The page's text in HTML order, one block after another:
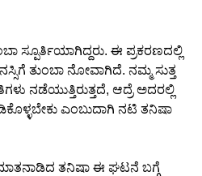
ಸ್ಪೂರ್ತಿಯಾಗಿದ್ದರು. ಈ ಪ್ರಕರಣದಲ್ಲಿ
ತುಂಬಾ ನೋವಾಗಿದೆ. ನಮ್ಮ ಸುತ್ತ
ನಡೆಯುತ್ತಿರುತ್ತದೆ, ಆದ್ರೆ ಅದರಲ್ಲಿ
ಎಂಬುದಾಗಿ ನಟಿ ತನಿಷಾ
ಮಾತನಾಡಿದ ತನಿಷಾ ಈ ಘಟನೆ ಬಗ್ಗೆ